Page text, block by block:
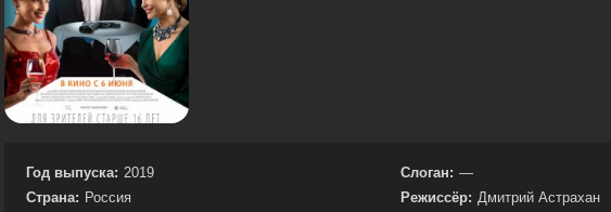
Год выпуска: 2019
Страна: Россия
Слоган: —
Режиссёр: Дмитрий Астрахан